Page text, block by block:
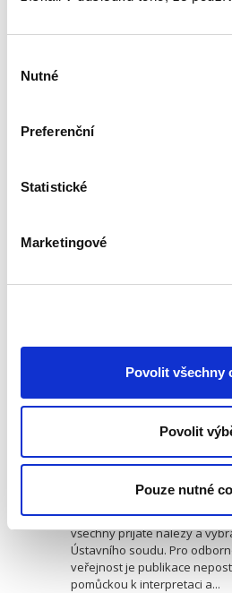
souhlasu
Nutné
Preferenční
Statistické
Marketingové
Povolit všechny
Povolit
Pouze nutné
Ústavního soudu. Pro
veřejnost je publikace
Sbírka obsahuje v
všechny přijaté nálezy a
Ústavního soudu. Pro
veřejnost je publikace
pomůckou k interpretaci a...